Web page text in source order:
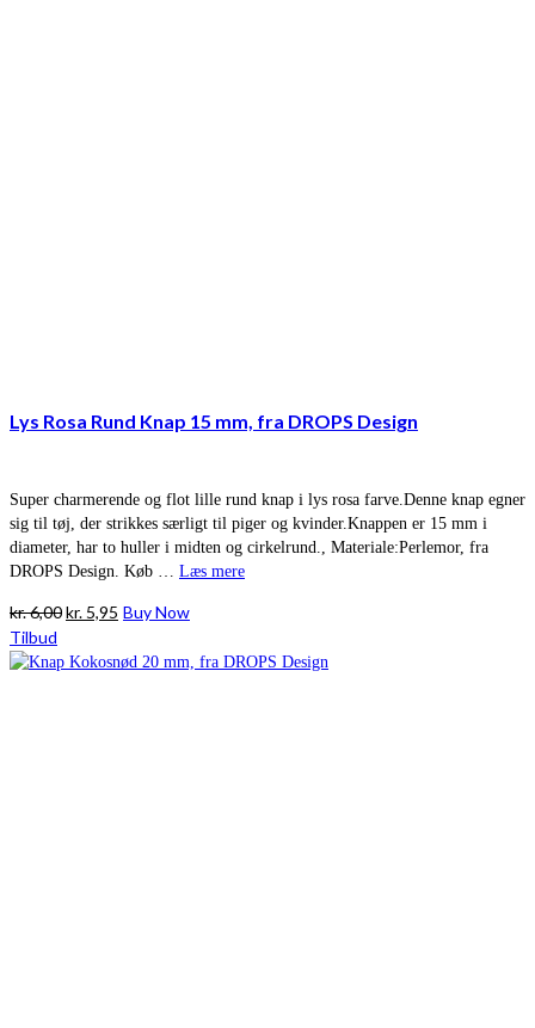
Lys Rosa Rund Knap 15 mm, fra DROPS Design
Super charmerende og flot lille rund knap i lys rosa farve.Denne knap egner
sig til tøj, der strikkes særligt til piger og kvinder.Knappen er 15 mm i
diameter, har to huller i midten og cirkelrund., Materiale:Perlemor, fra
DROPS Design. Køb … Læs mere
kr.6,00Den
pris
kr. 5,95 Den
pris
Buy Now
Tilbud